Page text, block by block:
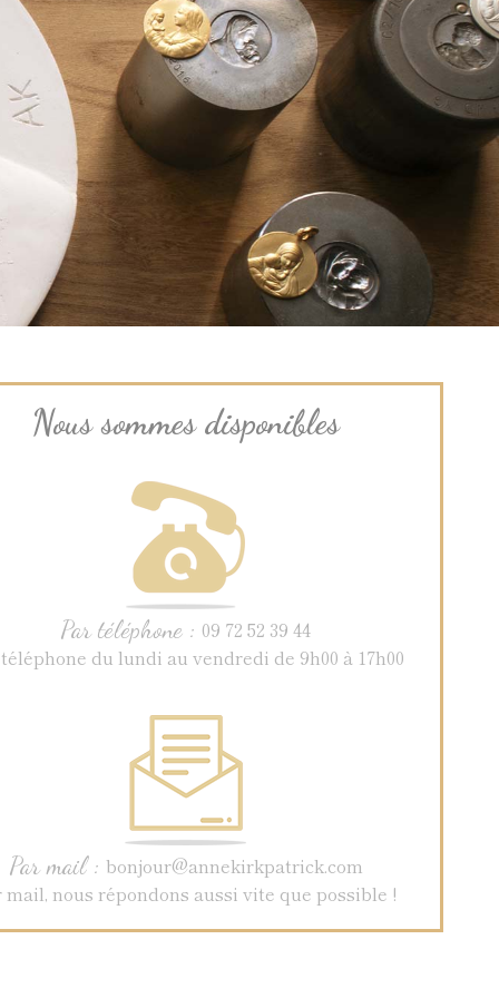
Nous sommes disponibles
Par téléphone : 09 72 52 39 44
du lundi au vendredi de 9h00 à 17h00
Par mail : bonjour@annekirkpatrick.com
mail, nous répondons aussi vite que possible !